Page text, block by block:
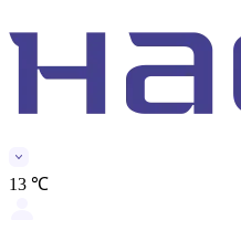
13 ℃